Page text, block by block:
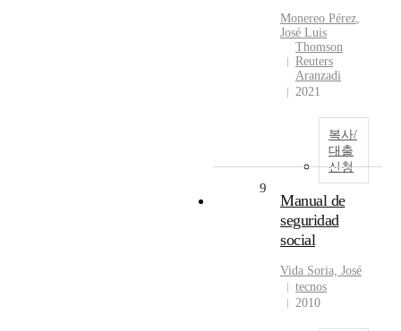
Monereo Pérez,
José Luis
Thomson
Reuters
Aranzadi
2021
복사/
대출
신청
9
Manual de
seguridad
social
Vida Soria, José
tecnos
2010